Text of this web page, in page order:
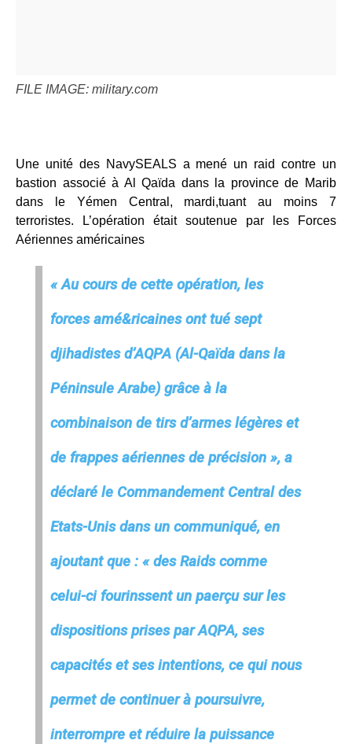
FILE IMAGE: military.com
Une unité des NavySEALS a mené un raid contre un
bastion associé à Al Qaïda dans la province de Marib
dans le Yémen Central, mardi,tuant au moins 7
terroristes. L’opération était soutenue par les Forces
Aériennes américaines
« Au cours de cette opération, les
forces amé&ricaines ont tué sept
djihadistes d’AQPA (Al-Qaïda dans la
Péninsule Arabe) grâce à la
combinaison de tirs d’armes légères et
de frappes aériennes de précision », a
déclaré le Commandement Central des
Etats-Unis dans un communiqué, en
ajoutant que : « des Raids comme
celui-ci fourinssent un paerçu sur les
dispositions prises par AQPA, ses
capacités et ses intentions, ce qui nous
permet de continuer à poursuivre,
interrompre et réduire la puissance